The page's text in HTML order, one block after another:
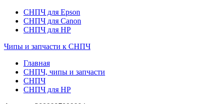
СНПЧ для Epson
СНПЧ для Canon
СНПЧ для HP
Чипы и запчасти к СНПЧ
Главная
СНПЧ, чипы и запчасти
СНПЧ
СНПЧ для HP